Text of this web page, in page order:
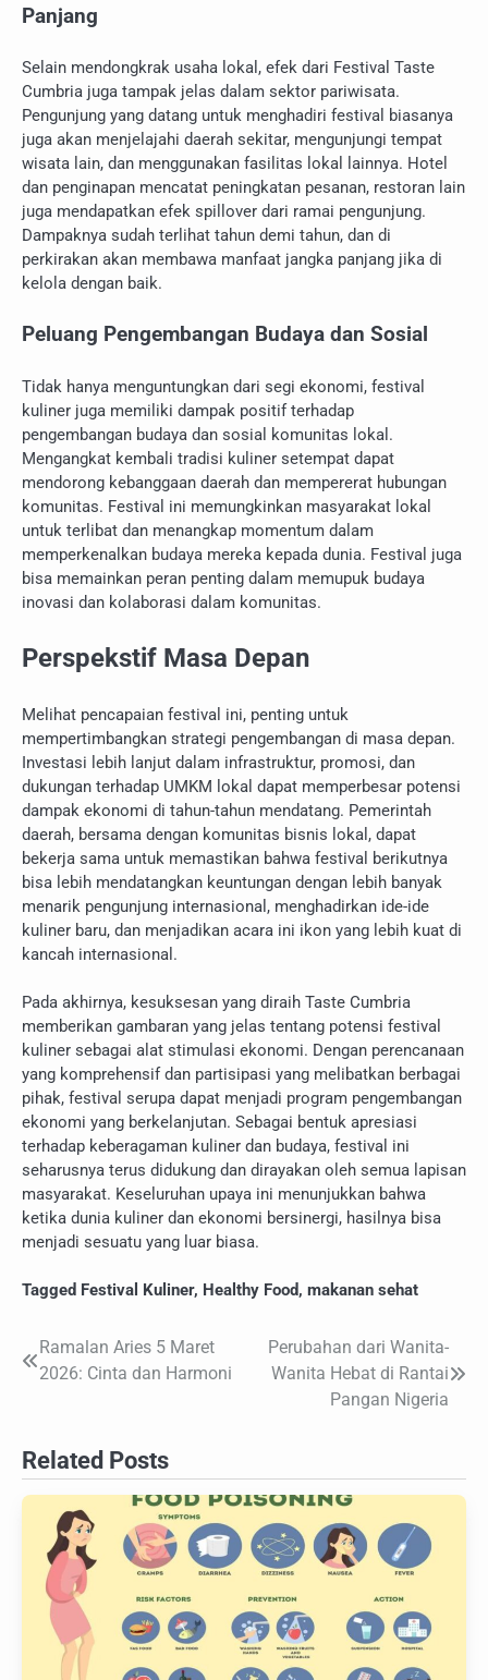
Panjang
Selain mendongkrak usaha lokal, efek dari Festival Taste
Cumbria juga tampak jelas dalam sektor pariwisata.
Pengunjung yang datang untuk menghadiri festival biasanya
juga akan menjelajahi daerah sekitar, mengunjungi tempat
wisata lain, dan menggunakan fasilitas lokal lainnya. Hotel
dan penginapan mencatat peningkatan pesanan, restoran lain
juga mendapatkan efek spillover dari ramai pengunjung.
Dampaknya sudah terlihat tahun demi tahun, dan di
perkirakan akan membawa manfaat jangka panjang jika di
kelola dengan baik.
Peluang Pengembangan Budaya dan Sosial
Tidak hanya menguntungkan dari segi ekonomi, festival
kuliner juga memiliki dampak positif terhadap
pengembangan budaya dan sosial komunitas lokal.
Mengangkat kembali tradisi kuliner setempat dapat
mendorong kebanggaan daerah dan mempererat hubungan
komunitas. Festival ini memungkinkan masyarakat lokal
untuk terlibat dan menangkap momentum dalam
memperkenalkan budaya mereka kepada dunia. Festival juga
bisa memainkan peran penting dalam memupuk budaya
inovasi dan kolaborasi dalam komunitas.
Perspekstif Masa Depan
Melihat pencapaian festival ini, penting untuk
mempertimbangkan strategi pengembangan di masa depan.
Investasi lebih lanjut dalam infrastruktur, promosi, dan
dukungan terhadap UMKM lokal dapat memperbesar potensi
dampak ekonomi di tahun-tahun mendatang. Pemerintah
daerah, bersama dengan komunitas bisnis lokal, dapat
bekerja sama untuk memastikan bahwa festival berikutnya
bisa lebih mendatangkan keuntungan dengan lebih banyak
menarik pengunjung internasional, menghadirkan ide-ide
kuliner baru, dan menjadikan acara ini ikon yang lebih kuat di
kancah internasional.
Pada akhirnya, kesuksesan yang diraih Taste Cumbria
memberikan gambaran yang jelas tentang potensi festival
kuliner sebagai alat stimulasi ekonomi. Dengan perencanaan
yang komprehensif dan partisipasi yang melibatkan berbagai
pihak, festival serupa dapat menjadi program pengembangan
ekonomi yang berkelanjutan. Sebagai bentuk apresiasi
terhadap keberagaman kuliner dan budaya, festival ini
seharusnya terus didukung dan dirayakan oleh semua lapisan
masyarakat. Keseluruhan upaya ini menunjukkan bahwa
ketika dunia kuliner dan ekonomi bersinergi, hasilnya bisa
menjadi sesuatu yang luar biasa.
Tagged Festival Kuliner, Healthy Food, makanan sehat
Navigasi
Ramalan Aries 5 Maret
2026: Cinta dan Harmoni
Perubahan dari Wanita-
Wanita Hebat di Rantai
Pangan Nigeria
Related Posts